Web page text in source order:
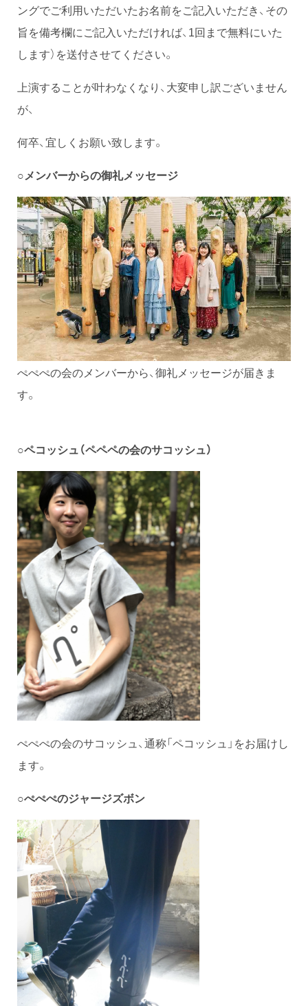
ングでご利用いただいたお名前をご記入いただき、その
旨を備考欄にご記入いただければ、1回まで無料にいた
します）を送付させてください。
上演することが叶わなくなり、大変申し訳ございません
が、
何卒、宜しくお願い致します。
○メンバーからの御礼メッセージ
ぺぺぺの会のメンバーから、御礼メッセージが届きま
す。
○ペコッシュ（ペペペの会のサコッシュ）
ぺぺぺの会のサコッシュ、通称「ペコッシュ」をお届けし
ます。
○ぺぺぺのジャージズボン